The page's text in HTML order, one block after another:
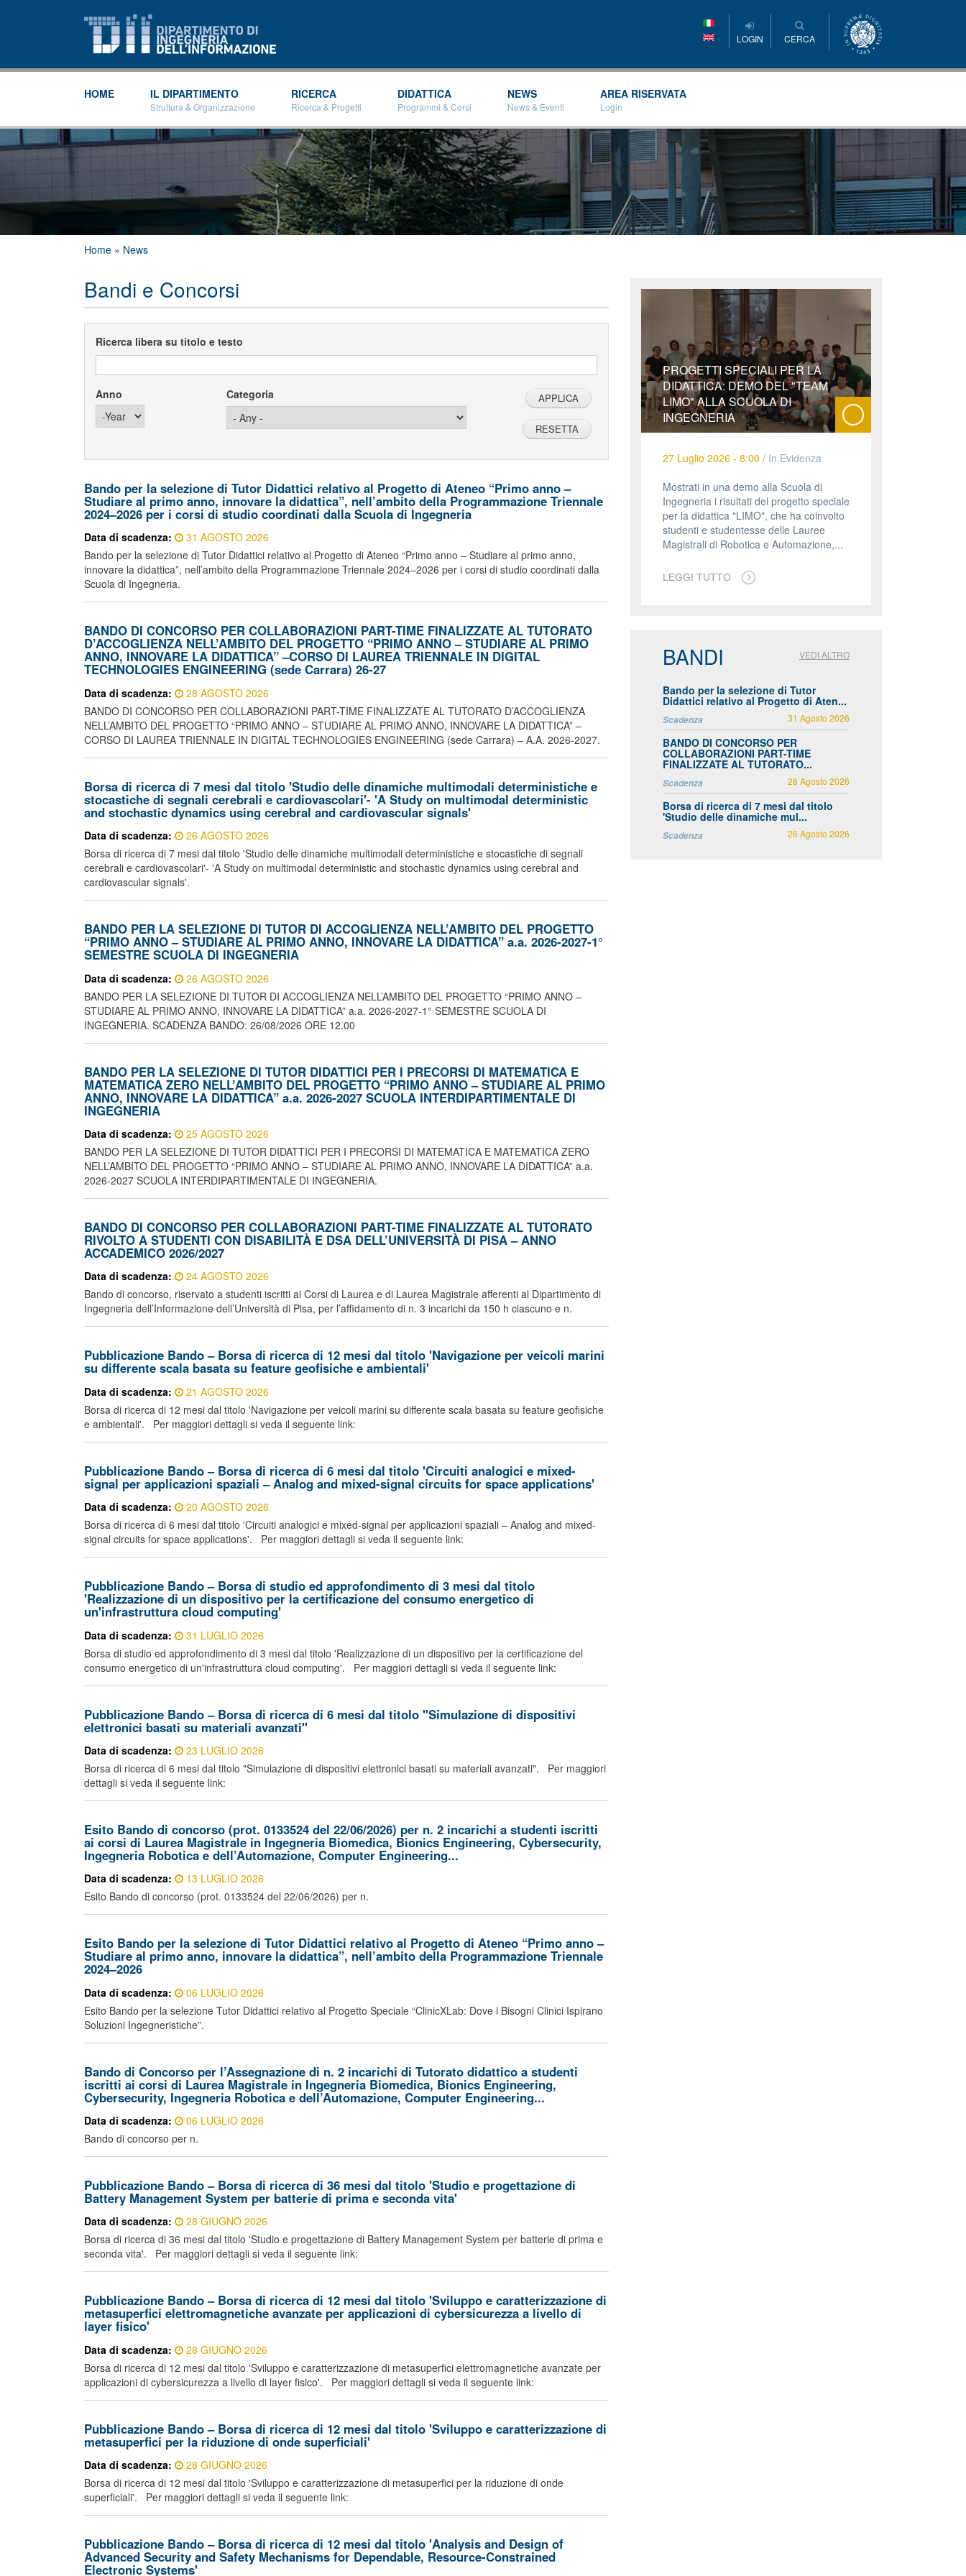
LOGIN CERCA
HOME IL DIPARTIMENTO
Struttura & Organizzazione
RICERCA
Ricerca & Progetti
DIDATTICA
Programmi & Corsi
NEWS
News & Eventi
AREA RISERVATA
Login
Tu sei qui
Home » News
Bandi e Concorsi
Ricerca libera su titolo e testo
Anno
Year
Categoria
Bando per la selezione di Tutor Didattici relativo al Progetto di Ateneo “Primo anno –
Studiare al primo anno, innovare la didattica”, nell’ambito della Programmazione Triennale
2024–2026 per i corsi di studio coordinati dalla Scuola di Ingegneria
Data di scadenza:
31 AGOSTO 2026
Bando per la selezione di Tutor Didattici relativo al Progetto di Ateneo “Primo anno – Studiare al primo anno,
innovare la didattica”, nell’ambito della Programmazione Triennale 2024–2026 per i corsi di studio coordinati dalla
Scuola di Ingegneria.
BANDO DI CONCORSO PER COLLABORAZIONI PART-TIME FINALIZZATE AL TUTORATO
D’ACCOGLIENZA NELL’AMBITO DEL PROGETTO “PRIMO ANNO – STUDIARE AL PRIMO
ANNO, INNOVARE LA DIDATTICA” –CORSO DI LAUREA TRIENNALE IN DIGITAL
TECHNOLOGIES ENGINEERING (sede Carrara) 26-27
Data di scadenza:
28 AGOSTO 2026
BANDO DI CONCORSO PER COLLABORAZIONI PART-TIME FINALIZZATE AL TUTORATO D’ACCOGLIENZA
NELL’AMBITO DEL PROGETTO “PRIMO ANNO – STUDIARE AL PRIMO ANNO, INNOVARE LA DIDATTICA” –
CORSO DI LAUREA TRIENNALE IN DIGITAL TECHNOLOGIES ENGINEERING (sede Carrara) – A.A. 2026-2027.
Borsa di ricerca di 7 mesi dal titolo 'Studio delle dinamiche multimodali deterministiche e
stocastiche di segnali cerebrali e cardiovascolari'- 'A Study on multimodal deterministic
and stochastic dynamics using cerebral and cardiovascular signals'
Data di scadenza:
26 AGOSTO 2026
Borsa di ricerca di 7 mesi dal titolo 'Studio delle dinamiche multimodali deterministiche e stocastiche di segnali
cerebrali e cardiovascolari'- 'A Study on multimodal deterministic and stochastic dynamics using cerebral and
cardiovascular signals'.
BANDO PER LA SELEZIONE DI TUTOR DI ACCOGLIENZA NELL’AMBITO DEL PROGETTO
“PRIMO ANNO – STUDIARE AL PRIMO ANNO, INNOVARE LA DIDATTICA” a.a. 2026-2027-1°
SEMESTRE SCUOLA DI INGEGNERIA
Data di scadenza:
26 AGOSTO 2026
BANDO PER LA SELEZIONE DI TUTOR DI ACCOGLIENZA NELL’AMBITO DEL PROGETTO “PRIMO ANNO –
STUDIARE AL PRIMO ANNO, INNOVARE LA DIDATTICA” a.a. 2026-2027-1° SEMESTRE SCUOLA DI
INGEGNERIA. SCADENZA BANDO: 26/08/2026 ORE 12.00
BANDO PER LA SELEZIONE DI TUTOR DIDATTICI PER I PRECORSI DI MATEMATICA E
MATEMATICA ZERO NELL’AMBITO DEL PROGETTO “PRIMO ANNO – STUDIARE AL PRIMO
ANNO, INNOVARE LA DIDATTICA” a.a. 2026-2027 SCUOLA INTERDIPARTIMENTALE DI
INGEGNERIA
Data di scadenza:
25 AGOSTO 2026
BANDO PER LA SELEZIONE DI TUTOR DIDATTICI PER I PRECORSI DI MATEMATICA E MATEMATICA ZERO
NELL’AMBITO DEL PROGETTO “PRIMO ANNO – STUDIARE AL PRIMO ANNO, INNOVARE LA DIDATTICA” a.a.
2026-2027 SCUOLA INTERDIPARTIMENTALE DI INGEGNERIA.
BANDO DI CONCORSO PER COLLABORAZIONI PART-TIME FINALIZZATE AL TUTORATO
RIVOLTO A STUDENTI CON DISABILITÀ E DSA DELL’UNIVERSITÀ DI PISA – ANNO
ACCADEMICO 2026/2027
Data di scadenza:
24 AGOSTO 2026
Bando di concorso, riservato a studenti iscritti ai Corsi di Laurea e di Laurea Magistrale afferenti al Dipartimento di
Ingegneria dell’Informazione dell’Università di Pisa, per l’affidamento di n. 3 incarichi da 150 h ciascuno e n.
Pubblicazione Bando – Borsa di ricerca di 12 mesi dal titolo 'Navigazione per veicoli marini
su differente scala basata su feature geofisiche e ambientali'
Data di scadenza:
21 AGOSTO 2026
Borsa di ricerca di 12 mesi dal titolo 'Navigazione per veicoli marini su differente scala basata su feature geofisiche
e ambientali'. Per maggiori dettagli si veda il seguente link:
Pubblicazione Bando – Borsa di ricerca di 6 mesi dal titolo 'Circuiti analogici e mixed-
signal per applicazioni spaziali – Analog and mixed-signal circuits for space applications'
Data di scadenza:
20 AGOSTO 2026
Borsa di ricerca di 6 mesi dal titolo 'Circuiti analogici e mixed-signal per applicazioni spaziali – Analog and mixed-
signal circuits for space applications'. Per maggiori dettagli si veda il seguente link:
Pubblicazione Bando – Borsa di studio ed approfondimento di 3 mesi dal titolo
'Realizzazione di un dispositivo per la certificazione del consumo energetico di
un'infrastruttura cloud computing'
Data di scadenza:
31 LUGLIO 2026
Borsa di studio ed approfondimento di 3 mesi dal titolo 'Realizzazione di un dispositivo per la certificazione del
consumo energetico di un'infrastruttura cloud computing'. Per maggiori dettagli si veda il seguente link:
Pubblicazione Bando – Borsa di ricerca di 6 mesi dal titolo "Simulazione di dispositivi
elettronici basati su materiali avanzati"
Data di scadenza:
23 LUGLIO 2026
Borsa di ricerca di 6 mesi dal titolo "Simulazione di dispositivi elettronici basati su materiali avanzati". Per maggiori
dettagli si veda il seguente link:
Esito Bando di concorso (prot. 0133524 del 22/06/2026) per n. 2 incarichi a studenti iscritti
ai corsi di Laurea Magistrale in Ingegneria Biomedica, Bionics Engineering, Cybersecurity,
Ingegneria Robotica e dell’Automazione, Computer Engineering...
Data di scadenza:
13 LUGLIO 2026
Esito Bando di concorso (prot. 0133524 del 22/06/2026) per n.
Esito Bando per la selezione di Tutor Didattici relativo al Progetto di Ateneo “Primo anno –
Studiare al primo anno, innovare la didattica”, nell’ambito della Programmazione Triennale
2024–2026
Data di scadenza:
06 LUGLIO 2026
Esito Bando per la selezione Tutor Didattici relativo al Progetto Speciale “ClinicXLab: Dove i Bisogni Clinici Ispirano
Soluzioni Ingegneristiche”.
Bando di Concorso per l’Assegnazione di n. 2 incarichi di Tutorato didattico a studenti
iscritti ai corsi di Laurea Magistrale in Ingegneria Biomedica, Bionics Engineering,
Cybersecurity, Ingegneria Robotica e dell’Automazione, Computer Engineering...
Data di scadenza:
06 LUGLIO 2026
Bando di concorso per n.
Pubblicazione Bando – Borsa di ricerca di 36 mesi dal titolo 'Studio e progettazione di
Battery Management System per batterie di prima e seconda vita'
Data di scadenza:
28 GIUGNO 2026
Borsa di ricerca di 36 mesi dal titolo 'Studio e progettazione di Battery Management System per batterie di prima e
seconda vita'. Per maggiori dettagli si veda il seguente link:
Pubblicazione Bando – Borsa di ricerca di 12 mesi dal titolo 'Sviluppo e caratterizzazione di
metasuperfici elettromagnetiche avanzate per applicazioni di cybersicurezza a livello di
layer fisico'
Data di scadenza:
28 GIUGNO 2026
Borsa di ricerca di 12 mesi dal titolo 'Sviluppo e caratterizzazione di metasuperfici elettromagnetiche avanzate per
applicazioni di cybersicurezza a livello di layer fisico'. Per maggiori dettagli si veda il seguente link:
Pubblicazione Bando – Borsa di ricerca di 12 mesi dal titolo 'Sviluppo e caratterizzazione di
metasuperfici per la riduzione di onde superficiali'
Data di scadenza:
28 GIUGNO 2026
Borsa di ricerca di 12 mesi dal titolo 'Sviluppo e caratterizzazione di metasuperfici per la riduzione di onde
superficiali'. Per maggiori dettagli si veda il seguente link:
Pubblicazione Bando – Borsa di ricerca di 12 mesi dal titolo 'Analysis and Design of
Advanced Security and Safety Mechanisms for Dependable, Resource-Constrained
Electronic Systems'
PROGETTI SPECIALI PER LA
DIDATTICA: DEMO DEL "TEAM
LIMO" ALLA SCUOLA DI
INGEGNERIA
27 Luglio 2026 - 8:00 / In Evidenza
Mostrati in una demo alla Scuola di
Ingegneria i risultati del progetto speciale
per la didattica "LIMO", che ha coinvolto
studenti e studentesse delle Lauree
Magistrali di Robotica e Automazione,...
LEGGI TUTTO
BANDI VEDI ALTRO
Bando per la selezione di Tutor
Didattici relativo al Progetto di Aten...
Scadenza 31 Agosto 2026
BANDO DI CONCORSO PER
COLLABORAZIONI PART-TIME
FINALIZZATE AL TUTORATO...
Scadenza 28 Agosto 2026
Borsa di ricerca di 7 mesi dal titolo
'Studio delle dinamiche mul...
Scadenza 26 Agosto 2026